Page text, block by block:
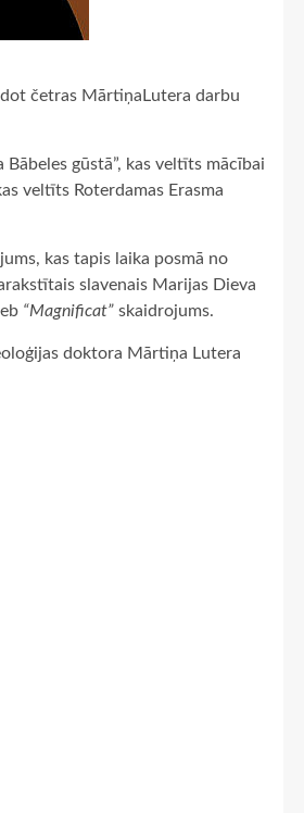
četras MārtiņaLutera darbu
gūstā”, kas veltīts mācībai
veltīts Roterdamas Erasma
kas tapis laika posmā no
slavenais Marijas Dieva
“Magnificat” skaidrojums.
doktora Mārtiņa Lutera